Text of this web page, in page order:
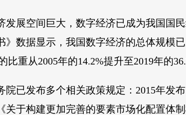
发展空间巨大，数字经济已成为我国国
数据显示，我国数字经济的总体规模
重从2005年的14.2%提升至2019年的
院已发布多个相关政策规定：2015年发
于构建更加完善的要素市场化配置体